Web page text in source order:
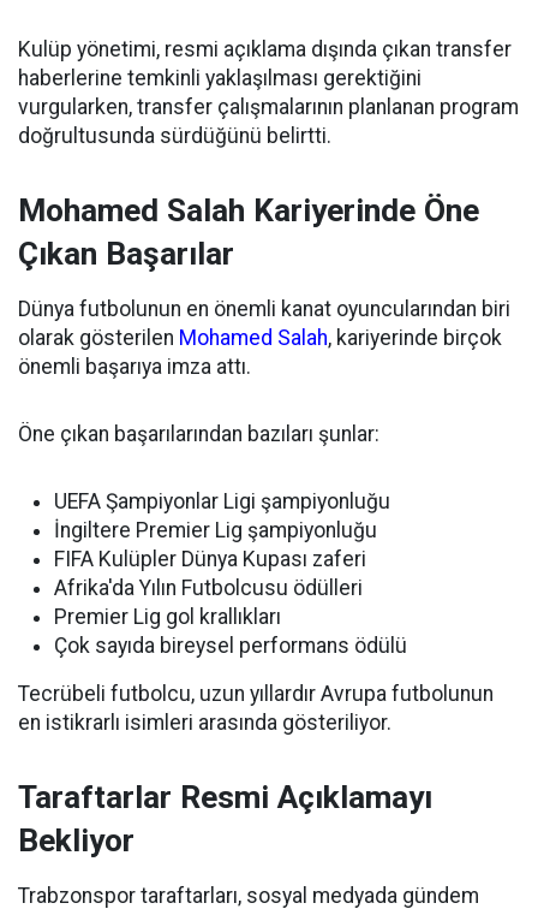
Kulüp yönetimi, resmi açıklama dışında çıkan transfer
haberlerine temkinli yaklaşılması gerektiğini
vurgularken, transfer çalışmalarının planlanan program
doğrultusunda sürdüğünü belirtti.
Mohamed Salah Kariyerinde Öne
Çıkan Başarılar
Dünya futbolunun en önemli kanat oyuncularından biri
olarak gösterilen Mohamed Salah, kariyerinde birçok
önemli başarıya imza attı.
Öne çıkan başarılarından bazıları şunlar:
UEFA Şampiyonlar Ligi şampiyonluğu
İngiltere Premier Lig şampiyonluğu
FIFA Kulüpler Dünya Kupası zaferi
Afrika'da Yılın Futbolcusu ödülleri
Premier Lig gol krallıkları
Çok sayıda bireysel performans ödülü
Tecrübeli futbolcu, uzun yıllardır Avrupa futbolunun
en istikrarlı isimleri arasında gösteriliyor.
Taraftarlar Resmi Açıklamayı
Bekliyor
Trabzonspor taraftarları, sosyal medyada gündem